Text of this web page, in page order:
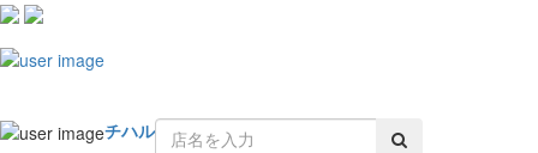
navigation
チハル